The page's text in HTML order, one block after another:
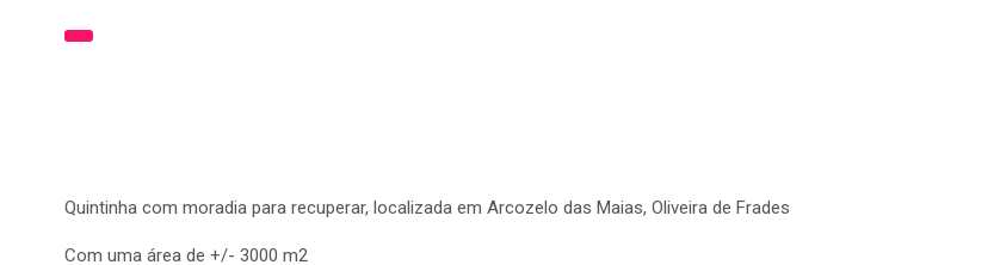
Quintinha com moradia para recuperar, localizada em Arcozelo das Maias, Oliveira de Frades
Com uma área de +/- 3000 m2